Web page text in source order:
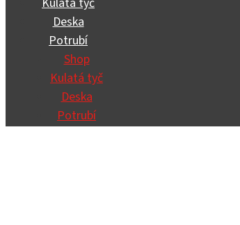
Deska
Potrubí
Shop
Kulatá tyč
Deska
Potrubí